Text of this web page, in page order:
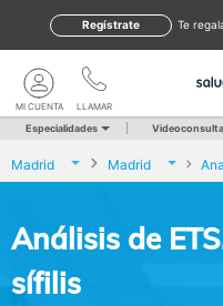
te
Regístrate
LLAMAR
MI CUENTA
Especialidades Videoconsulta
Madrid Madrid
Análisis de
sífilis